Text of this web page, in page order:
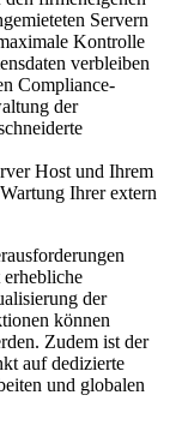
Servern
Kontrolle
verbleiben
Compliance-
der
Host und Ihrem
Ihrer extern
der
können
Zudem ist der
auf dedizierte
und globalen